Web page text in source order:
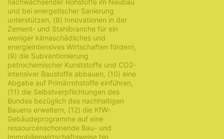
nachwachsender Rohstoffe im Neubau
und bei energetischer Sanierung
unterstützen, (8) Innovationen in der
Zement- und Stahlbranche für ein
weniger klimaschädliches und
energieintensives Wirtschaften fördern,
(9) die Subventionierung
petrochemischer Kunststoffe und CO2-
intensiver Baustoffe abbauen, (10) eine
Abgabe auf Primärrohstoffe einführen,
(11) die Selbstverpflichtungen des
Bundes bezüglich des nachhaltigen
Bauens erweitern, (12) die KfW-
Gebäudeprogramme auf eine
ressourcenschonende Bau- und
Immobilienwirtschaftsweise hin